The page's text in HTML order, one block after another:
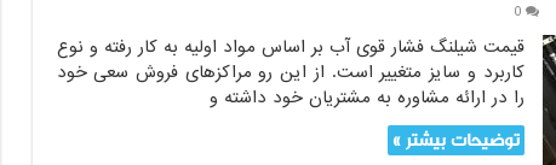
0
قیمت شیلنگ فشار قوی آب بر اساس مواد اولیه به کار رفته و نوع
کاربرد و سایز متغییر است. از این رو مراکزهای فروش سعی خود
را در ارائه مشاوره به مشتریان خود داشته و
توضیحات بیشتر »